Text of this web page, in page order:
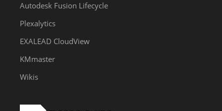
Autodesk Fusion Lifecycle
Plexalytics
EXALEAD CloudView
KMmaster
Wikis